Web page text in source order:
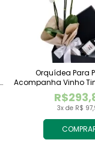
3x de R$
Orquídea Para
Acompanha Vinho